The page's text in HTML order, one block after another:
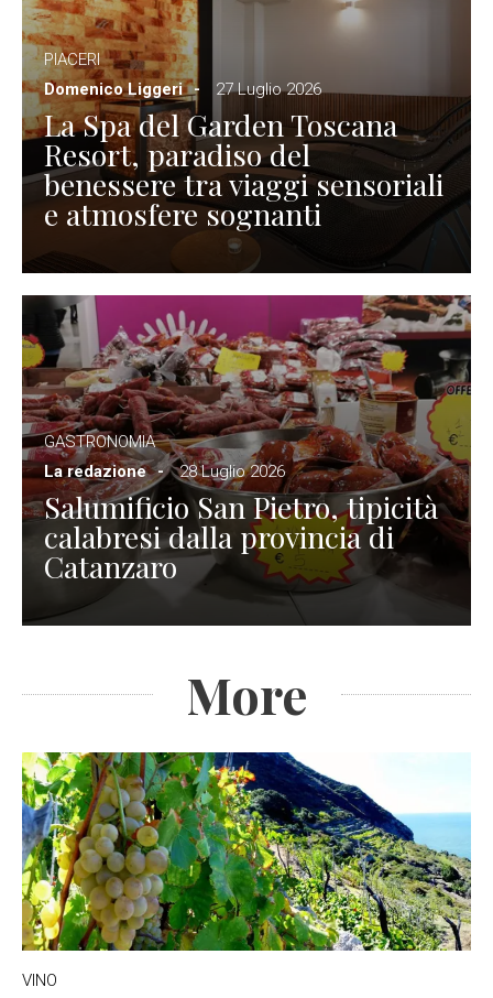
PIACERI
Domenico Liggeri
27 Luglio 2026
La Spa del Garden Toscana
Resort, paradiso del
benessere tra viaggi sensoriali
e atmosfere sognanti
GASTRONOMIA
La redazione
28 Luglio 2026
Salumificio San Pietro, tipicità
calabresi dalla provincia di
Catanzaro
More
VINO